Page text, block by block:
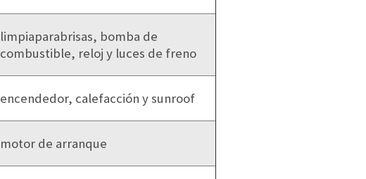
limpiaparabrisas, bomba de
combustible, reloj y luces de freno
encendedor, calefacción y sunroof
motor de arranque